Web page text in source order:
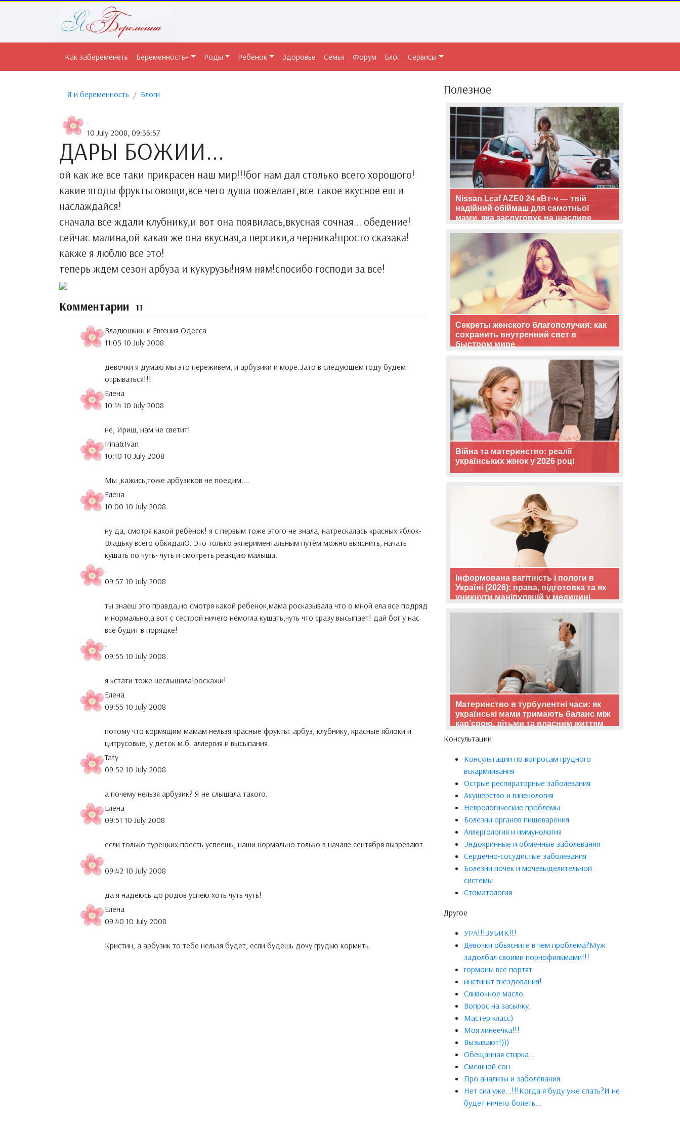
Как забеременеть Беременность+ Роды Ребенок Здоровье Семья Форум Блог Сервисы
Я и беременность Блоги
.
10 July 2008, 09:36:57
ДАРЫ БОЖИИ...
ой как же все таки прикрасен наш мир!!!бог нам дал столько всего хорошого!
какие ягоды фрукты овощи,все чего душа пожелает,все такое вкусное еш и
наслаждайся!
сначала все ждали клубнику,и вот она появилась,вкусная сочная... обедение!
сейчас малина,ой какая же она вкусная,а персики,а черника!просто сказака!
какже я люблю все это!
теперь ждем сезон арбуза и кукурузы!ням ням!спосибо господи за все!
Комментарии 11
Владюшкин и Евгения Одесса
11:05 10 July 2008
девочки я думаю мы это переживем, и арбузики и море.Зато в следующем году будем
отрываться!!!
Елена
10:14 10 July 2008
не, Ириш, нам не светит!
Irina&Ivan
10:10 10 July 2008
Мы ,кажись,тоже арбузиков не поедим....
Елена
10:00 10 July 2008
ну да, смотря какой ребёнок! я с первым тоже этого не знала, натрескалась красных яблок-
Владьку всего обкидалО. Это только экпериментальным путём можно выяснить, начать
кушать по чуть- чуть и смотреть реакцию малыша.
.
09:57 10 July 2008
ты знаеш это правда,но смотря какой ребенок,мама росказывала что о мной ела все подряд
и нормально,а вот с сестрой ничего немогла кушать,чуть что сразу высыпает! дай бог у нас
все будит в порядке!
.
09:55 10 July 2008
я кстати тоже неслышала!роскажи!
Елена
09:55 10 July 2008
потому что кормящим мамам нельзя красные фрукты: арбуз, клубнику, красные яблоки и
цитрусовые, у деток м.б. аллергия и высыпания.
Taty
09:52 10 July 2008
а почему нельзя арбузик? Я не слышала такого.
Елена
09:51 10 July 2008
если только турецких поесть успеешь, наши нормально только в начале сентября вызревают.
.
09:42 10 July 2008
да я надеюсь до родов успею хоть чуть чуть!
Елена
09:40 10 July 2008
Кристин, а арбузик то тебе нельзя будет, если будешь дочу грудью кормить.
Полезное
Nissan Leaf AZE0 24 кВт·ч — твій
надійний обіймаш для самотньої
мами, яка заслуговує на щасливе
Секреты женского благополучия: как
сохранить внутренний свет в
быстром мире
Війна та материнство: реалії
українських жінок у 2026 році
Інформована вагітність і пологи в
Україні (2026): права, підготовка та як
уникнути маніпуляцій у медицині
Материнство в турбулентні часи: як
українські мами тримають баланс між
кар’єрою, дітьми та власним життям
Консультации
Консультации по вопросам грудного
вскармливания
Острые респираторные заболевания
Акушерство и гинекология
Неврологические проблемы
Болезни органов пищеварения
Аллергология и иммунология
Эндокринные и обменные заболевания
Сердечно-сосудистые заболевания
Болезни почек и мочевыделительной
системы
Стоматология
Другое
УРА!!!ЗУБИК!!!
Девочки обьясните в чем проблема?Муж
задолбал своими порнофильмами!!!
гормоны всё портят
инстинкт гнездования!
Сливочное масло.
Вопрос на засыпку.
Мастер класс)
Моя линеечка!!!
Вызывают!)))
Обещанная стирка...
Смешной сон.
Про анализы и заболевания.
Нет сил уже...!!!Когда я буду уже спать?И не
будет ничего болеть...